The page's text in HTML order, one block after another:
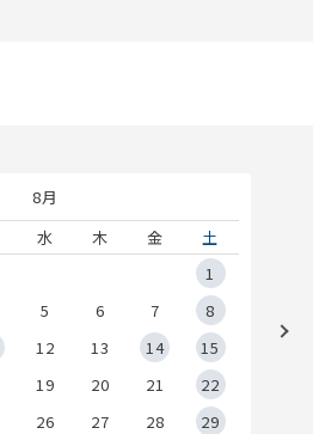
8月
水 木 金
土
1
5 6 7
8
12 13 14
15
19 20 21
22
26 27 28
29